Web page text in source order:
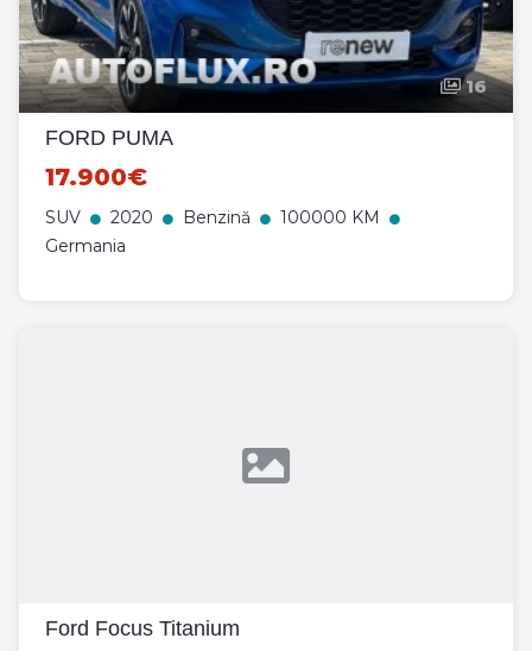
16
FORD PUMA
17.900€
SUV 2020 Benzină
100000 KM
Germania
Ford Focus Titanium